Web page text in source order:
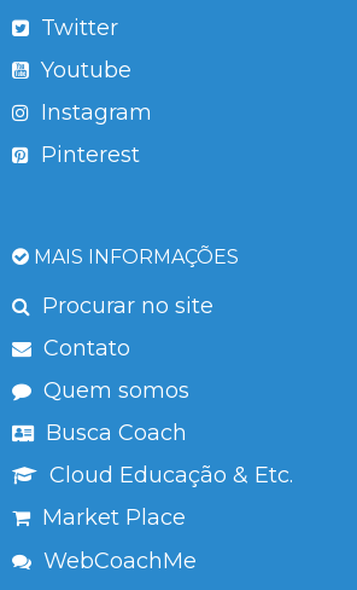
Twitter
Youtube
Instagram
Pinterest
MAIS INFORMAÇÕES
Procurar no site
Contato
Quem somos
Busca Coach
Cloud Educação & Etc.
Market Place
WebCoachMe